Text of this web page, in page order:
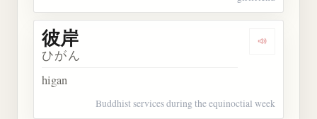
Dengarkan
彼岸
ひがん
higan
Buddhist services during the equinoctial week